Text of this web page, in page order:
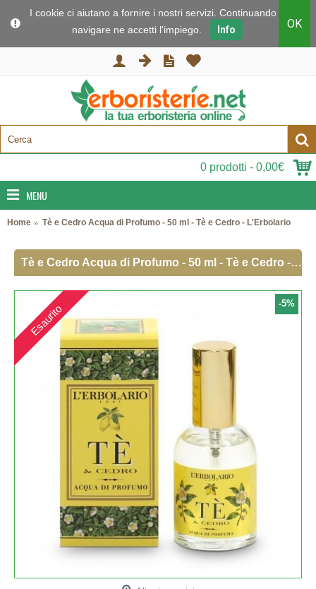
I cookie ci aiutano a fornire i nostri servizi. Continuando a
navigare ne accetti l'impiego.
Info OK
0 prodotti - 0,00€
MENU
Home Tè e Cedro Acqua di Profumo - 50 ml - Tè e Cedro - L'Erbolario
Tè e Cedro Acqua di Profumo - 50 ml - Tè e Cedro - L'Erbolario
-5%
Esaurito